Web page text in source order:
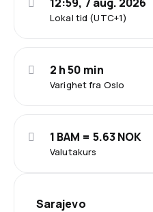
Lokal tid (UTC+1)
Varighet fra Oslo
2 h 50 min
Valutakurs
1 BAM = 5.63 NOK
Sarajevo